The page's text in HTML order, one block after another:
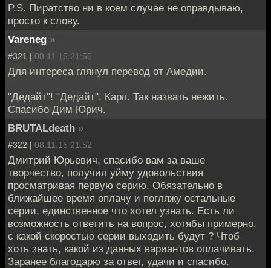
P.S. Пиратство ни в коем случае не оправдываю,
просто к слову.
Vareneg »
#321 | 08.11.15 21:50
Для интереса глянул перевод от Амедии.
"Дедайт"! "Дедайт", Карл. Так назвать нежить.
Спасибо Дим Юрич.
BRUTALdeath »
#322 | 08.11.15 21:52
Дмитрий Юрьевич, спасибо вам за ваше
творчество, получил уйму удовольствия
просматривая первую серию. Обязательно в
ближайшее время оплачу и погляжу остальные
серии, единственное что хотел узнать. Есть ли
возможность ответить на вопрос, хотябы примерно,
с какой скоростью серии выходить будут ? Чтоб
хоть знать, какой из данных вариантов оплачивать.
Заранее благодарю за ответ, удачи и спасибо.